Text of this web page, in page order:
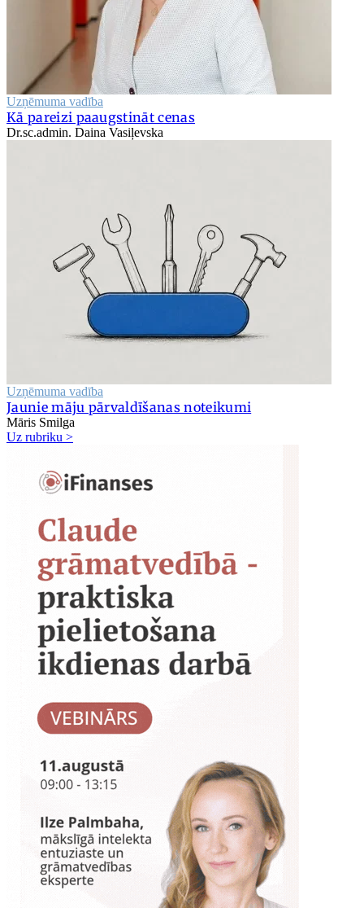
Uzņēmuma vadība
Kā pareizi paaugstināt cenas
Dr.sc.admin. Daina Vasiļevska
Uzņēmuma vadība
Jaunie māju pārvaldīšanas noteikumi
Māris Smilga
Uz rubriku >